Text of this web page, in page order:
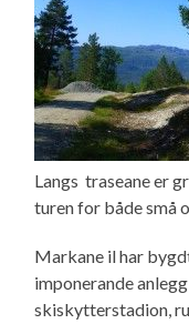
Langs traseane er
turen for både små
Markane il har
imponerande
skiskytterstadion,